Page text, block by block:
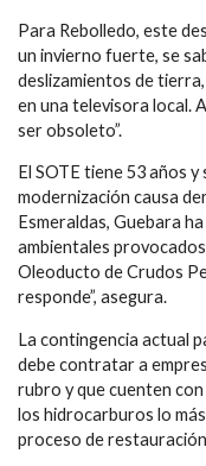
Para Rebolledo, este
un invierno fuerte, se
deslizamientos de
en una televisora local.
ser obsoleto”.
El SOTE tiene 53 años
modernización causa
Esmeraldas, Guebara
ambientales
Oleoducto de Crudos
responde”, asegura.
La contingencia actual
debe contratar a
rubro y que cuenten
los hidrocarburos lo
proceso de